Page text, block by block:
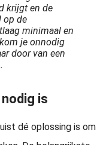
krijgt en de
op de
minimaal en
je onnodig
door van een
is
dé oplossing is om